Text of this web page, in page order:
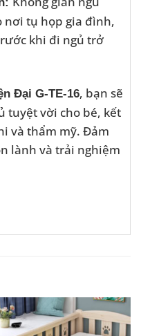
nơi tụ họp gia đình,
khi đi ngủ trở
Đại G-TE-16, bạn sẽ
tuyệt vời cho bé, kết
và thẩm mỹ. Đảm
lành và trải nghiệm